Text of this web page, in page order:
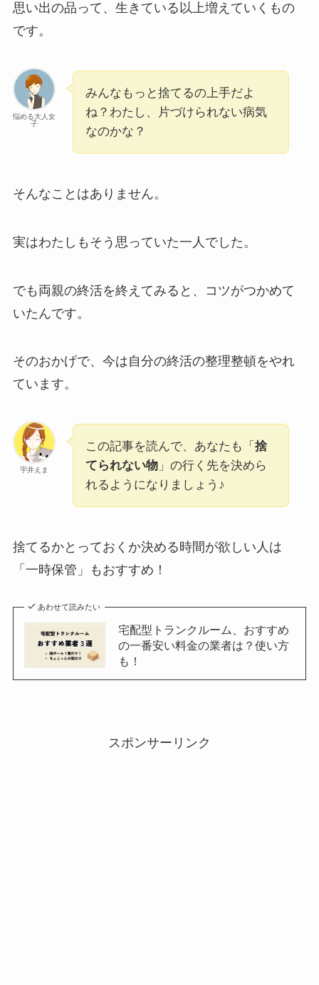
思い出の品って、生きている以上増えていくもの
です。
悩める大人女
子
みんなもっと捨てるの上手だよ
ね？わたし、片づけられない病気
なのかな？
そんなことはありません。
実はわたしもそう思っていた一人でした。
でも両親の終活を終えてみると、コツがつかめて
いたんです。
そのおかげで、今は自分の終活の整理整頓をやれ
ています。
宇井えま
この記事を読んで、あなたも「 捨
てられない物」の行く先を決めら
れるようになりましょう♪
捨てるかとっておくか決める時間が欲しい人は
「一時保管」もおすすめ！
あわせて読みたい
宅配型トランクルーム、おすすめ
の一番安い料金の業者は？使い方
も！
スポンサーリンク